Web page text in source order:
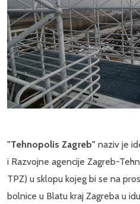
"Tehnopolis Zagreb" naziv je
i Razvojne agencije Zagreb-
TPZ) u sklopu kojeg bi se na
bolnice u Blatu kraj Zagreba u